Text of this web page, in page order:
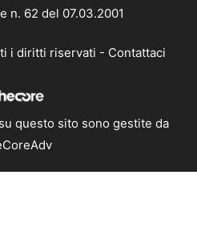
n. 62 del 07.03.2001
i diritti riservati - Contattaci
questo sito sono gestite da